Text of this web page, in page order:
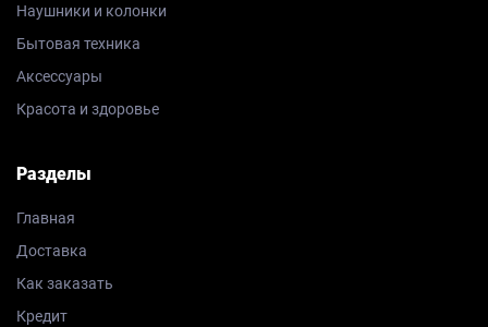
Наушники и колонки
Бытовая техника
Аксессуары
Красота и здоровье
Разделы
Главная
Доставка
Как заказать
Кредит